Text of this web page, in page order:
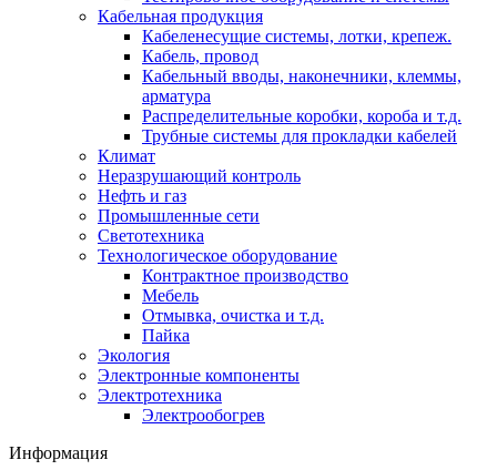
Кабельная продукция
Кабеленесущие системы, лотки, крепеж.
Кабель, провод
Кабельный вводы, наконечники, клеммы,
арматура
Распределительные коробки, короба и т.д.
Трубные системы для прокладки кабелей
Климат
Неразрушающий контроль
Нефть и газ
Промышленные сети
Светотехника
Технологическое оборудование
Контрактное производство
Мебель
Отмывка, очистка и т.д.
Пайка
Экология
Электронные компоненты
Электротехника
Электрообогрев
Информация